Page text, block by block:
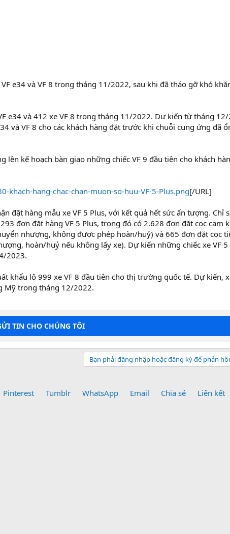
e34 và VF 8 trong tháng 11/2022, sau khi đã tháo gỡ khó
e34 và 412 xe VF 8 trong tháng 11/2022. Dự kiến từ tháng
và VF 8 cho các khách hàng đặt trước khi chuỗi cung ứng đã
lên kế hoạch bàn giao những chiếc VF 9 đầu tiên cho khách
hang-chac-chan-muon-so-huu-VF-5-Plus.png[/URL]
đặt hàng mẫu xe VF 5 Plus, với kết quả hết sức ấn tượng. Chỉ
đơn đặt hàng VF 5 Plus, trong đó có 2.628 đơn đặt cọc cam
nhượng, không được phép hoàn/huỷ) và 665 đơn đặt cọc
hoàn/huỷ nếu không lấy xe). Dự kiến những chiếc xe VF 5
2023.
khẩu lô 999 xe VF 8 đầu tiên cho thị trường quốc tế. Dự kiến,
Mỹ trong tháng 12/2022.
TIN CHO CHÚNG TÔI
Bạn phải đăng nhập hoặc đăng ký để phản
Pinterest Tumblr WhatsApp Email Chia sẻ Liên kết